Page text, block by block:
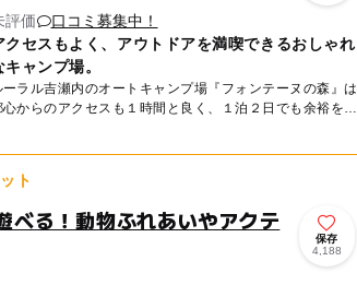
評価
口コミ募集中！
クセスもよく、アウトドアを満喫できるおしゃれ
キャンプ場。
ーラル吉瀬内のオートキャンプ場『フォンテーヌの森』は
心からのアクセスも１時間と良く、１泊２日でも余裕を持
ト
べる！動物ふれあいやアクテ
保存
4,188